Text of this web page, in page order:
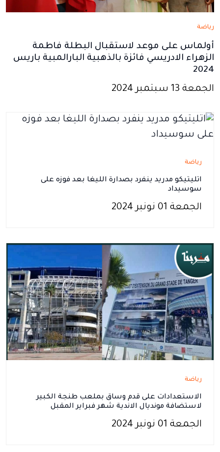
رياضة
أولماس على موعد لاستقبال البطلة فاطمة
الزهراء الادريسي فائزة بالذهبية البارالمبية باريس
2024
الجمعة 13 سبتمبر 2024
رياضة
اتليتيكو مدريد ينفرد بصدارة الليغا بعد فوزه على
سوسيداد
الجمعة 01 نونبر 2024
رياضة
الاستعدادات على قدم وساق بملعب طنجة الكبير
لاستضافة مونديال الاندية شهر فبراير المقبل
الجمعة 01 نونبر 2024